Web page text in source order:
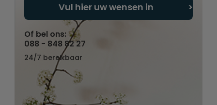
Vul hier uw wensen in
Of bel ons:
088 - 848 82 27
24/7 bereikbaar